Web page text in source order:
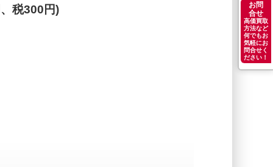
お問
合せ
高価買取
方法など
何でもお
気軽にお
問合せく
ださい！
税300円)